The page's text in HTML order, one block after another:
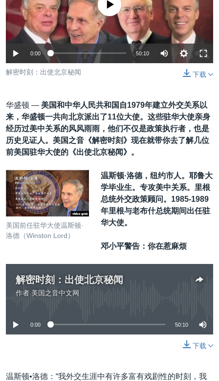
转
到
欧洲
非洲
科教·文娱·体健
军事
白宫要闻
国会报道
美中关系
美国建国250周年
重要讲话与声明
台海两岸关系
南中国海争端
关注新疆
GEN Z 看美国
VOA视频
VOA今日焦点
中文广播
关注我们
其他语言网站
没有媒体可用资源
0:00 50:10
下载
解密时刻：出使北京秘闻
华盛顿 — 美国和中华人民共和国自1979年建立外交关系以
来，华盛顿一共向北京派出了11位大使。这些驻华大使亲身
经历过美中关系的风风雨雨，他们不仅是政策执行者，也是
历史见证人。美国之音《解密时刻》现在就带你去了解几位
前美国驻华大使的《出使北京秘闻》。
美国前任驻华大使温斯顿·
洛德（Winston Lord）
温斯顿·洛德，纽约市人。耶鲁大
学毕业生。专攻美中关系。里根
总统外交政策顾问。1985-1989
年里根与老布什总统期间出任驻
华大使。
邓小平警告：你在惹麻烦
解密时刻：出使北京秘闻
作者 美国之音中文网
0:00 50:10
下载
温斯顿•洛德：“我外交生涯中有许多富有戏剧性的时刻，我